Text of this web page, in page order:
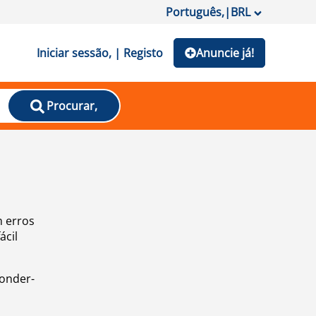
Português,|BRL
Iniciar sessão, | Registo Anuncie já!
Procurar,
erros